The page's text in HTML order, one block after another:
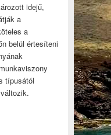
idejű,
a
a
belül értesíteni
típusától